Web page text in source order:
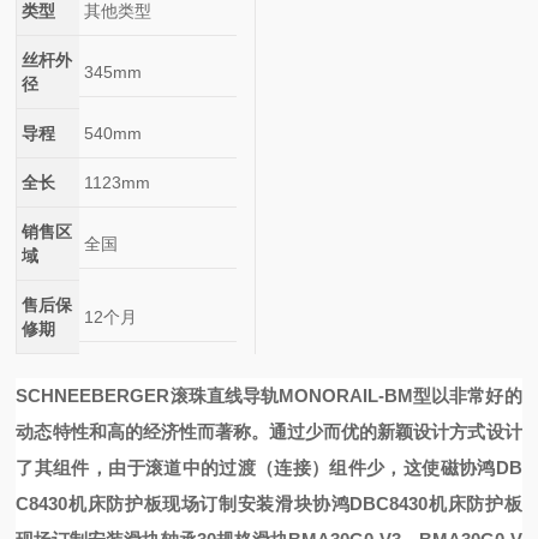
类型 其他类型
丝杆外
径
345mm
导程 540mm
全长 1123mm
销售区
域
全国
售后保
修期
12个月
SCHNEEBERGER滚珠直线导轨MONORAIL-BM型以非常好的
动态特性和高的经济性而著称。通过少而优的新颖设计方式设计
了其组件，由于滚道中的过渡（连接）组件少，这使磁协鸿DB
C8430机床防护板现场订制安装滑块协鸿DBC8430机床防护板